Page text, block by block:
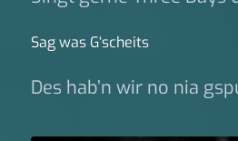
Sag was G‘scheits
Des hab’n wir no nia